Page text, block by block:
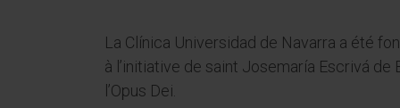
La Clínica Universidad de Navarra a été
à l’initiative de saint Josemaría Escrivá de
l’Opus Dei.